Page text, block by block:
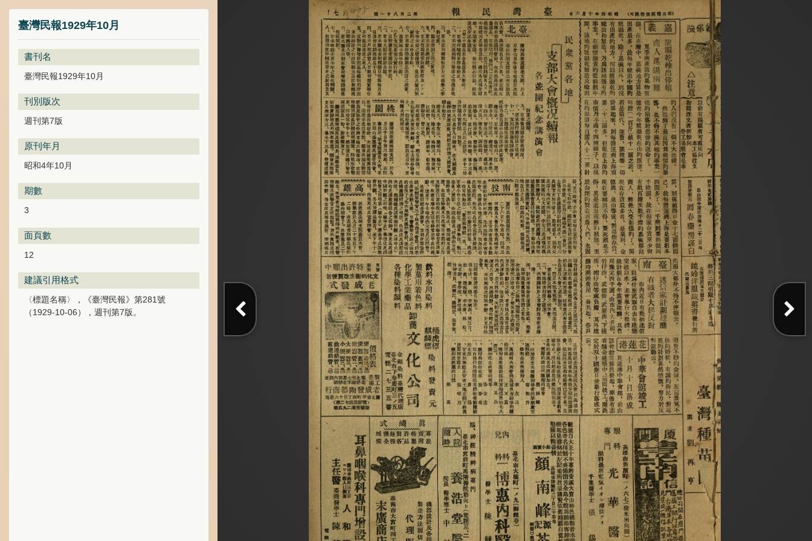
臺灣民報1929年10月
書刊名
臺灣民報1929年10月
刊別版次
週刊第7版
原刊年月
昭和4年10月
期數
3
面頁數
12
建議引用格式
〈標題名稱〉，《臺灣民報》第281號
（1929-10-06），週刊第7版。